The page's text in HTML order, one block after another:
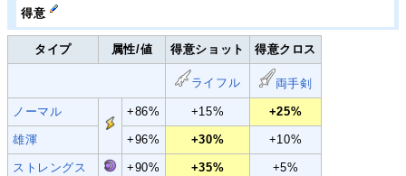
得意
タイプ 属性/値 得意ショット 得意クロス
ライフル 両手剣
ノーマル +86% +15% +25%
雄渾 +96% +30% +10%
ストレングス +90% +35% +5%